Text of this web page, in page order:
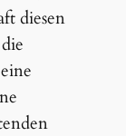
diesen